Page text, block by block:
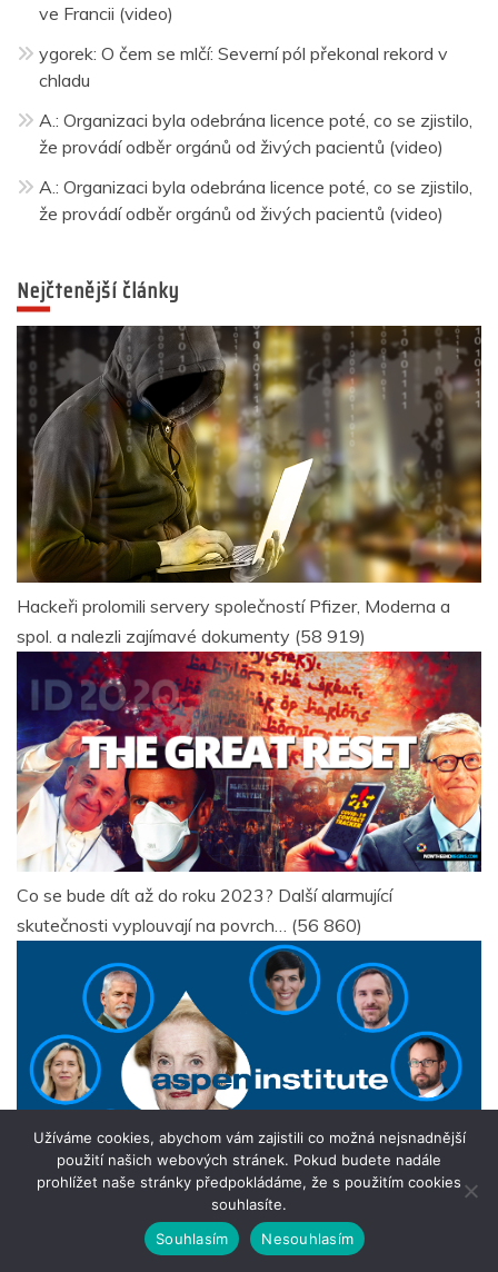
ve Francii (video)
ygorek: O čem se mlčí: Severní pól překonal rekord v
chladu
A.: Organizaci byla odebrána licence poté, co se zjistilo,
že provádí odběr orgánů od živých pacientů (video)
A.: Organizaci byla odebrána licence poté, co se zjistilo,
že provádí odběr orgánů od živých pacientů (video)
Nejčtenější články
Hackeři prolomili servery společností Pfizer, Moderna a
spol. a nalezli zajímavé dokumenty (58 919)
Co se bude dít až do roku 2023? Další alarmující
skutečnosti vyplouvají na povrch…
(56 860)
(54 743)
Užíváme cookies, abychom vám zajistili co možná nejsnadnější
použití našich webových stránek. Pokud budete nadále
prohlížet naše stránky předpokládáme, že s použitím cookies
souhlasíte.
Souhlasím
Nesouhlasím